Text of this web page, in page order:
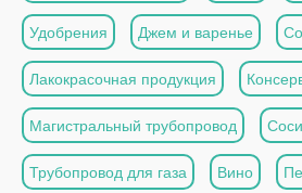
Удобрения Джем и варенье
Лакокрасочная продукция
Магистральный трубопровод
Трубопровод для газа Вино